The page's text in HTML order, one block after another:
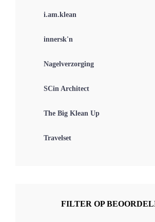
i.am.klean
innersk'n
Nagelverzorging
SCin Architect
The Big Klean Up
Travelset
FILTER OP